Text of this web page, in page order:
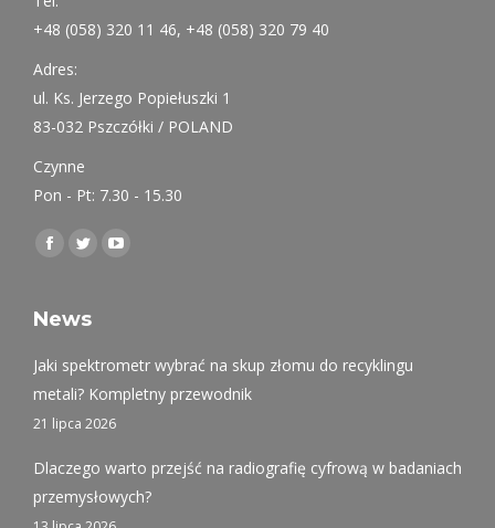
+48 (058) 320 11 46, +48 (058) 320 79 40
Adres:
ul. Ks. Jerzego Popiełuszki 1
83-032 Pszczółki / POLAND
Czynne
Pon - Pt: 7.30 - 15.30
Find us on:
Facebook
opens
new
window
Twitter
opens
new
window
YouTube
new
window
News
Jaki spektrometr wybrać na skup złomu do recyklingu
metali? Kompletny przewodnik
21 lipca 2026
Dlaczego warto przejść na radiografię cyfrową w badaniach
przemysłowych?